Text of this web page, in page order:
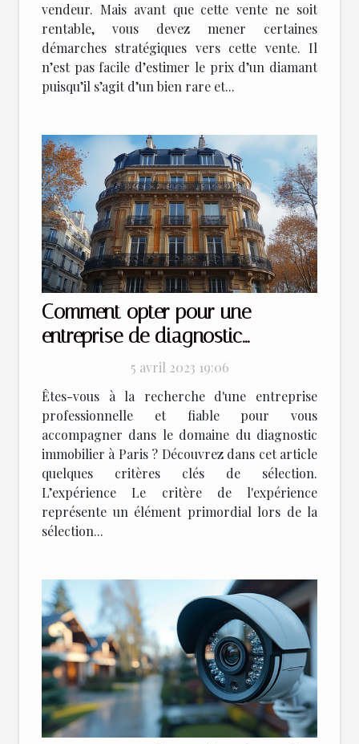
vendeur. Mais avant que cette vente ne soit
rentable, vous devez mener certaines
démarches stratégiques vers cette vente. Il
n’est pas facile d’estimer le prix d’un diamant
puisqu’il s’agit d’un bien rare et...
Comment opter pour une
entreprise de diagnostic
immobilier à Paris ?
5 avril 2023 19:06
Êtes-vous à la recherche d'une entreprise
professionnelle et fiable pour vous
accompagner dans le domaine du diagnostic
immobilier à Paris ? Découvrez dans cet article
quelques critères clés de sélection.
L’expérience Le critère de l'expérience
représente un élément primordial lors de la
sélection...